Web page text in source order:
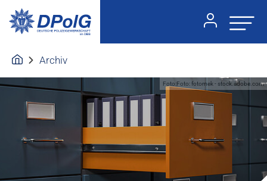
Archiv
Foto:Foto: fotomek - stock.adobe.com